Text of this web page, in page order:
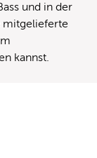
und in der
mitgelieferte
kannst.